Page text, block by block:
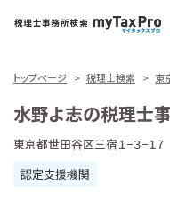
トップページ 税理士検索 東
水野よ志の税理士
東京都世田谷区三宿１−３−１
認定支援機関